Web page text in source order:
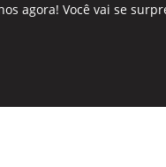
agora! Você vai se